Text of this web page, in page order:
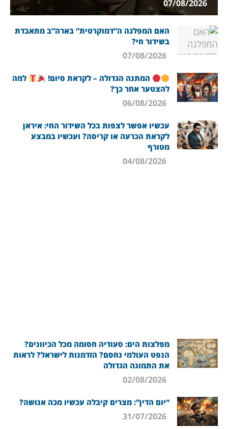
האם המפלגה ה”דמוקרטית” בארה”ב מתאבדת
בשידור חי?
המתנה הגדולה – לקראת סיום!
למה
להצטער אחר כך?
עכשיו אפשר לצפות בכל השידור החי: איראן
לקראת הכרעה או קריסה? ועכשיו במבצע
מטורף
מפלצות הים: סעודיה חסומה מכל הכיוונים?
הנפט העולמי נחסם? הזדמנות לישראל? לראות
את התמונה הגדולה
“יום הדין”: מצרים קיבלה עכשיו מכה אנושה?